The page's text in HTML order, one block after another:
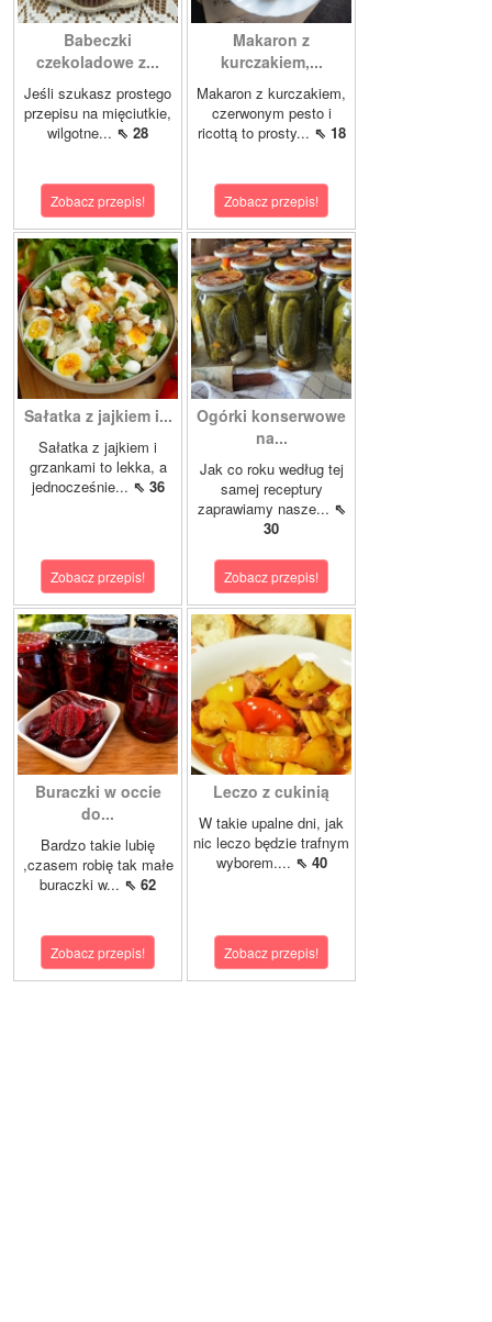
Babeczki
czekoladowe z...
Jeśli szukasz prostego
przepisu na mięciutkie,
wilgotne... ⇖ 28
Zobacz przepis!
Makaron z
kurczakiem,...
Makaron z kurczakiem,
czerwonym pesto i
ricottą to prosty... ⇖ 18
Zobacz przepis!
Sałatka z jajkiem i...
Sałatka z jajkiem i
grzankami to lekka, a
jednocześnie... ⇖ 36
Zobacz przepis!
Ogórki konserwowe
na...
Jak co roku według tej
samej receptury
zaprawiamy nasze... ⇖
30
Zobacz przepis!
Buraczki w occie
do...
Bardzo takie lubię
,czasem robię tak małe
buraczki w... ⇖ 62
Zobacz przepis!
Leczo z cukinią
W takie upalne dni, jak
nic leczo będzie trafnym
wyborem.... ⇖ 40
Zobacz przepis!